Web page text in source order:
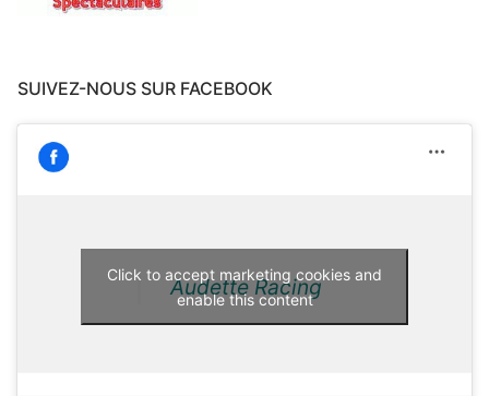
SUIVEZ-NOUS SUR FACEBOOK
Audette Racing
Click to accept marketing cookies and
enable this content